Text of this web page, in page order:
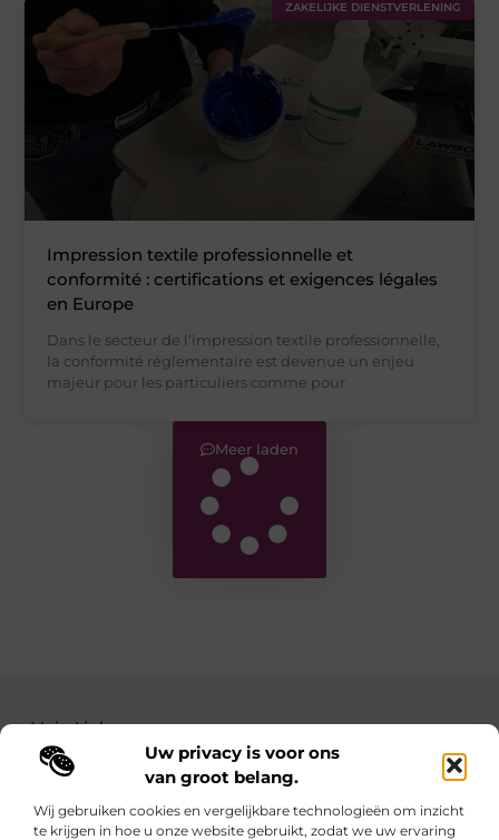
Uw privacy is voor ons
van groot belang.
Wij gebruiken cookies en vergelijkbare technologieën om inzicht
te krijgen in hoe u onze website gebruikt, zodat we uw ervaring
ZAKELIJKE DIENSTVERLENING
Impression textile professionnelle et
conformité : certifications et exigences légales
en Europe
Dans le secteur de l’impression textile professionnelle,
la conformité réglementaire est devenue un enjeu
majeur pour les particuliers comme pour
Meer laden
Main Links